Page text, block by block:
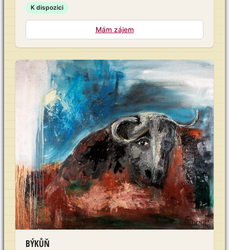
K dispozici
Mám zájem
BÝKŮŇ